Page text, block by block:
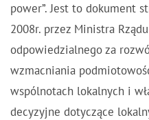
power”. Jest to dokument
2008r. przez Ministra
odpowiedzialnego za
wzmacniania
wspólnotach lokalnych i
decyzyjne dotyczące